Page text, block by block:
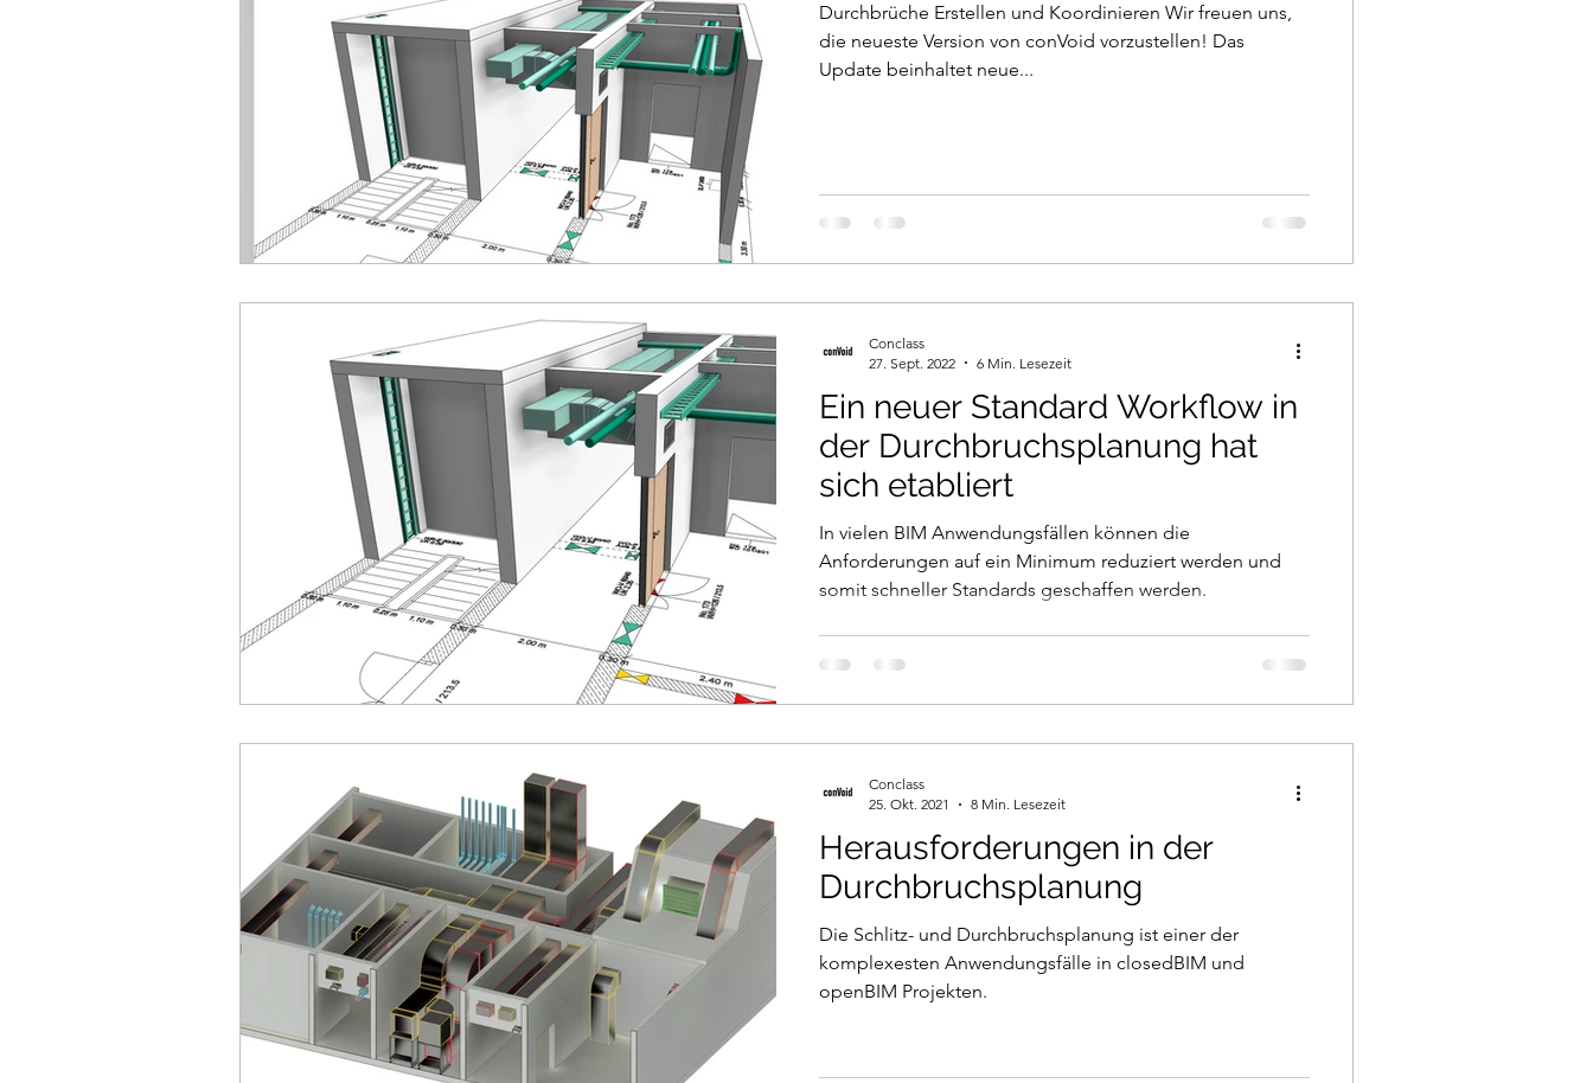
Durchbrüche Erstellen und Koordinieren Wir freuen uns,
die neueste Version von conVoid vorzustellen! Das
Update beinhaltet neue...
Ein neuer Standard Workflow in
der Durchbruchsplanung hat
sich etabliert
In vielen BIM Anwendungsfällen können die
Anforderungen auf ein Minimum reduziert werden und
somit schneller Standards geschaffen werden.
Conclass
27. Sept. 2022
6 Min. Lesezeit
Herausforderungen in der
Durchbruchsplanung
Die Schlitz- und Durchbruchsplanung ist einer der
komplexesten Anwendungsfälle in closedBIM und
openBIM Projekten.
Conclass
25. Okt. 2021
8 Min. Lesezeit